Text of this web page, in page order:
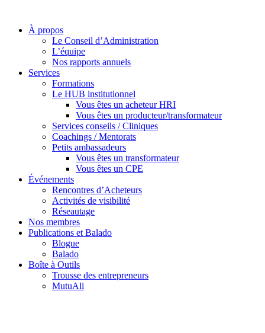
À propos
Le Conseil d’Administration
L’équipe
Nos rapports annuels
Services
Formations
Le HUB institutionnel
Vous êtes un acheteur HRI
Vous êtes un producteur/transformateur
Services conseils / Cliniques
Coachings / Mentorats
Petits ambassadeurs
Vous êtes un transformateur
Vous êtes un CPE
Événements
Rencontres d’Acheteurs
Activités de visibilité
Réseautage
Nos membres
Publications et Balado
Blogue
Balado
Boîte à Outils
Trousse des entrepreneurs
MutuAli